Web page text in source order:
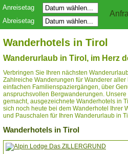
Anreisetag
Abreisetag
Wanderhotels in Tirol
Wanderurlaub in Tirol, im Herz
Verbringen Sie Ihren nächsten
Zahlreiche Wanderungen für Wanderer aller
einfachen Familienspaziergängen, über
anspruchsvollen Bergwanderungen. Unsere
gemacht, ausgezeichnete Wanderhotels in
sich noch heute bei dem Wanderhotel Ihrer
und Pauschalen für Ihren Wanderurlaub in
Wanderhotels in Tirol